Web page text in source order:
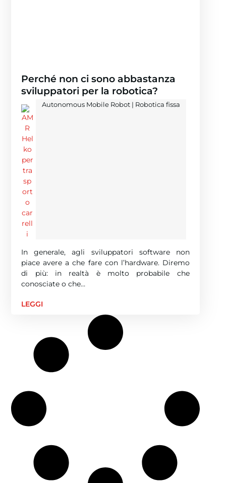
Perché non ci sono abbastanza
sviluppatori per la robotica?
Autonomous Mobile Robot | Robotica fissa
In generale, agli sviluppatori software non
piace avere a che fare con l’hardware. Diremo
di più: in realtà è molto probabile che
conosciate o che…
LEGGI